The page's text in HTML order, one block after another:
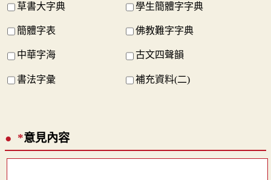
草書大字典 學生簡體字字典
簡體字表 佛教難字字典
中華字海 古文四聲韻
書法字彙 補充資料(二)
*意見內容